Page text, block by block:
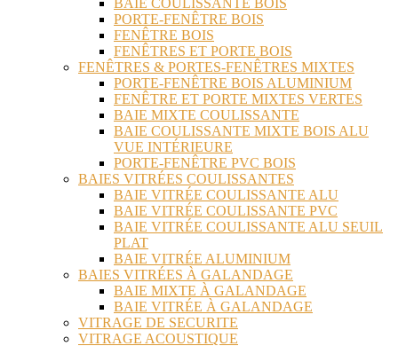
BAIE COULISSANTE BOIS
PORTE-FENÊTRE BOIS
FENÊTRE BOIS
FENÊTRES ET PORTE BOIS
FENÊTRES & PORTES-FENÊTRES MIXTES
PORTE-FENÊTRE BOIS ALUMINIUM
FENÊTRE ET PORTE MIXTES VERTES
BAIE MIXTE COULISSANTE
BAIE COULISSANTE MIXTE BOIS ALU
VUE INTÉRIEURE
PORTE-FENÊTRE PVC BOIS
BAIES VITRÉES COULISSANTES
BAIE VITRÉE COULISSANTE ALU
BAIE VITRÉE COULISSANTE PVC
BAIE VITRÉE COULISSANTE ALU SEUIL
PLAT
BAIE VITRÉE ALUMINIUM
BAIES VITRÉES À GALANDAGE
BAIE MIXTE À GALANDAGE
BAIE VITRÉE À GALANDAGE
VITRAGE DE SECURITE
VITRAGE ACOUSTIQUE